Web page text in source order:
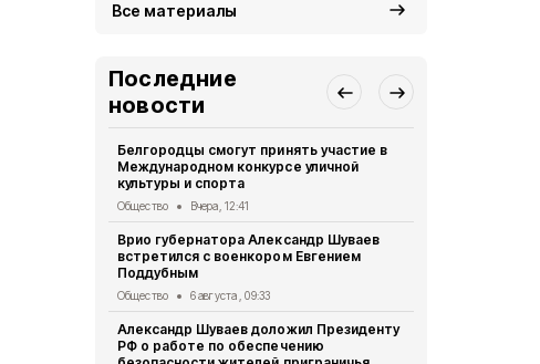
Все материалы
Последние
новости
Белгородцы смогут принять участие в
Международном конкурсе уличной
культуры и спорта
Общество Вчера, 12:41
Врио губернатора Александр Шуваев
встретился с военкором Евгением
Поддубным
Общество 6 августа , 09:33
Александр Шуваев доложил Президенту
РФ о работе по обеспечению